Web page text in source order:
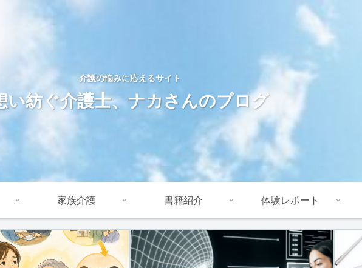
介護の悩みに応えるサイト
い紡ぐ介護士、ナカさんのブログ
家族介護 書籍紹介 体験レポート